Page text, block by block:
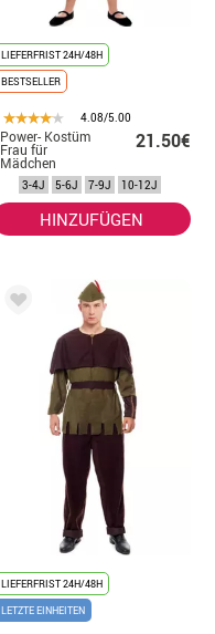
LIEFERFRIST 24H/48H
BESTSELLER
4.08/5.00
Power- Kostüm
Frau für
Mädchen
21.50€
3-4J 5-6J 7-9J 10-12J
HINZUFÜGEN
LIEFERFRIST 24H/48H
LETZTE EINHEITEN